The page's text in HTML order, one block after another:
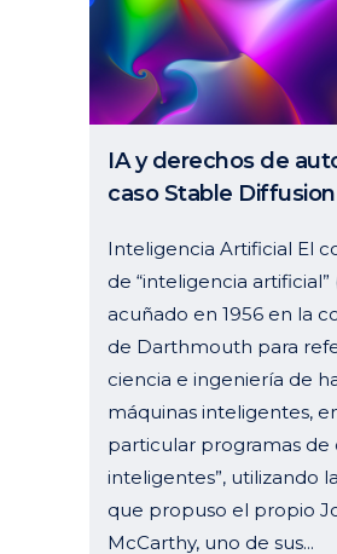
IA y derechos de
caso Stable Diffusion
Inteligencia Artificial El
de “inteligencia artificial”
acuñado en 1956 en la
de Darthmouth para
ciencia e ingeniería de
máquinas inteligentes,
particular programas de
inteligentes”, utilizando
que propuso el propio
McCarthy, uno de sus...